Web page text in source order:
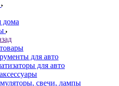
дома
для авто
для авто
свечи, лампы